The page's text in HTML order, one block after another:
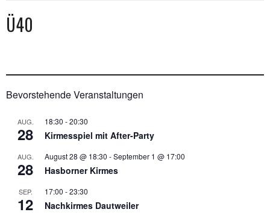
Ü40
Bevorstehende Veranstaltungen
AUG.
28
18:30 -20:30
Kirmesspiel mit After-Party
AUG.
28
August 28 @ 18:30 -September 1 @ 17:00
Hasborner Kirmes
SEP.
12
17:00 -23:30
Nachkirmes Dautweiler